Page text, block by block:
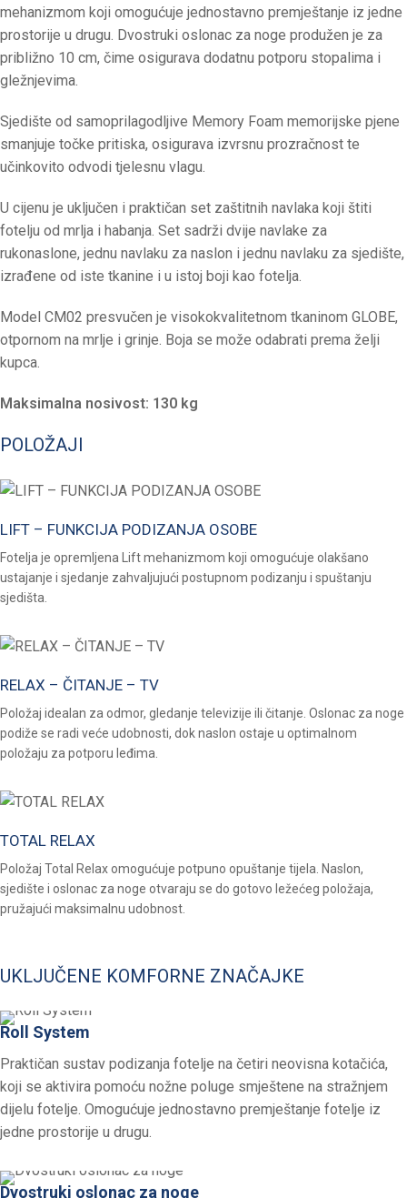
mehanizmom koji omogućuje jednostavno premještanje iz jedne
prostorije u drugu. Dvostruki oslonac za noge produžen je za
približno 10 cm, čime osigurava dodatnu potporu stopalima i
gležnjevima.
Sjedište od samoprilagodljive Memory Foam memorijske pjene
smanjuje točke pritiska, osigurava izvrsnu prozračnost te
učinkovito odvodi tjelesnu vlagu.
U cijenu je uključen i praktičan set zaštitnih navlaka koji štiti
fotelju od mrlja i habanja. Set sadrži dvije navlake za
rukonaslone, jednu navlaku za naslon i jednu navlaku za sjedište,
izrađene od iste tkanine i u istoj boji kao fotelja.
Model CM02 presvučen je visokokvalitetnom tkaninom GLOBE,
otpornom na mrlje i grinje. Boja se može odabrati prema želji
kupca.
Maksimalna nosivost: 130 kg
POLOŽAJI
LIFT – FUNKCIJA PODIZANJA OSOBE
Fotelja je opremljena Lift mehanizmom koji omogućuje olakšano
ustajanje i sjedanje zahvaljujući postupnom podizanju i spuštanju
sjedišta.
RELAX – ČITANJE – TV
Položaj idealan za odmor, gledanje televizije ili čitanje. Oslonac za noge
podiže se radi veće udobnosti, dok naslon ostaje u optimalnom
položaju za potporu leđima.
TOTAL RELAX
Položaj Total Relax omogućuje potpuno opuštanje tijela. Naslon,
sjedište i oslonac za noge otvaraju se do gotovo ležećeg položaja,
pružajući maksimalnu udobnost.
UKLJUČENE KOMFORNE ZNAČAJKE
Roll System
Praktičan sustav podizanja fotelje na četiri neovisna kotačića,
koji se aktivira pomoću nožne poluge smještene na stražnjem
dijelu fotelje. Omogućuje jednostavno premještanje fotelje iz
jedne prostorije u drugu.
Dvostruki oslonac za noge